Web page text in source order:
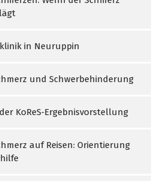
in Neuruppin
und Schwerbehinderung
KoReS‑Ergebnisvorstellung
auf Reisen: Orientierung